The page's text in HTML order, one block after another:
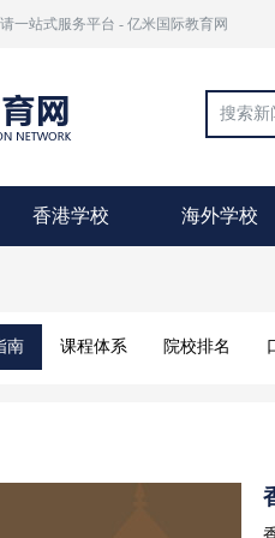
一站式服务平台 - 亿米国际教育网
香港学校 海外学校
南 课程体系 院校排名